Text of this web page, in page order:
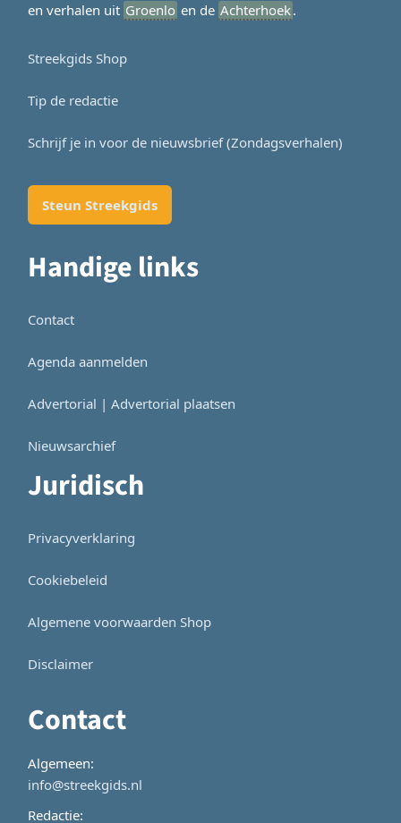
en verhalen uit Groenlo en de Achterhoek.
Streekgids Shop
Tip de redactie
Schrijf je in voor de nieuwsbrief (Zondagsverhalen)
Steun Streekgids
Handige links
Contact
Agenda aanmelden
Advertorial | Advertorial plaatsen
Nieuwsarchief
Juridisch
Privacyverklaring
Cookiebeleid
Algemene voorwaarden Shop
Disclaimer
Contact
Algemeen:
info@streekgids.nl
Redactie: